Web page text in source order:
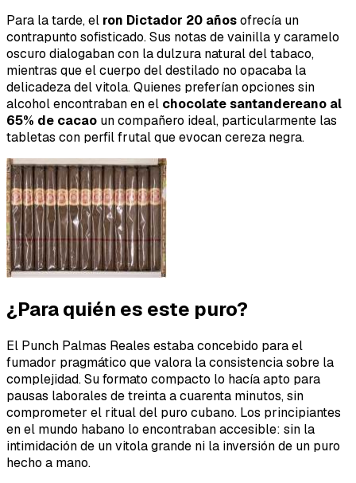
Para la tarde, el ron Dictador 20 añosofrecía un
contrapunto sofisticado. Sus notas de vainilla y caramelo
oscuro dialogaban con la dulzura natural del tabaco,
mientras que el cuerpo del destilado no opacaba la
delicadeza del vitola. Quienes preferían opciones sin
alcohol encontraban en el chocolate santandereano al
65% de cacao un compañero ideal, particularmente las
tabletas con perfil frutal que evocan cereza negra.
¿Para quién es este puro?
El Punch Palmas Reales estaba concebido para el
fumador pragmático que valora la consistencia sobre la
complejidad. Su formato compacto lo hacía apto para
pausas laborales de treinta a cuarenta minutos, sin
comprometer el ritual del puro cubano. Los principiantes
en el mundo habano lo encontraban accesible: sin la
intimidación de un vitola grande ni la inversión de un puro
hecho a mano.